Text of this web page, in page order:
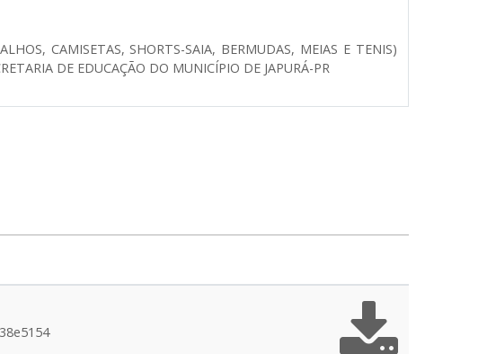
CAMISETAS, SHORTS-SAIA, BERMUDAS, MEIAS E TENIS)
DE EDUCAÇÃO DO MUNICÍPIO DE JAPURÁ-PR